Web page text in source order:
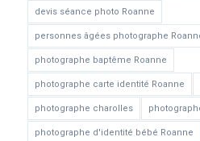
devis séance photo Roanne
personnes âgées photographe
photographe baptême Roanne
photographe carte identité Roanne
photographe charolles
photographe d'identité bébé Roanne